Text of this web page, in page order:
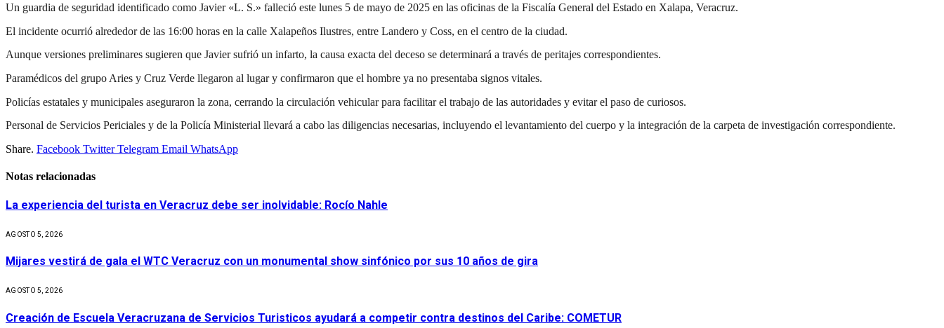
Un guardia de seguridad identificado como Javier «L. S.» falleció este lunes 5 de mayo de 2025 en las oficinas de la Fiscalía General del Estado en Xalapa, Veracruz.
El incidente ocurrió alrededor de las 16:00 horas en la calle Xalapeños Ilustres, entre Landero y Coss, en el centro de la ciudad.
Aunque versiones preliminares sugieren que Javier sufrió un infarto, la causa exacta del deceso se determinará a través de peritajes correspondientes.
Paramédicos del grupo Aries y Cruz Verde llegaron al lugar y confirmaron que el hombre ya no presentaba signos vitales.
Policías estatales y municipales aseguraron la zona, cerrando la circulación vehicular para facilitar el trabajo de las autoridades y evitar el paso de curiosos.
Personal de Servicios Periciales y de la Policía Ministerial llevará a cabo las diligencias necesarias, incluyendo el levantamiento del cuerpo y la integración de la carpeta de investigación correspondiente.
Share. Facebook Twitter Telegram Email WhatsApp
Notas relacionadas
La experiencia del turista en Veracruz debe ser inolvidable: Rocío Nahle
AGOSTO 5, 2026
Mijares vestirá de gala el WTC Veracruz con un monumental show sinfónico por sus 10 años de gira
AGOSTO 5, 2026
Creación de Escuela Veracruzana de Servicios Turisticos ayudará a competir contra destinos del Caribe: COMETUR